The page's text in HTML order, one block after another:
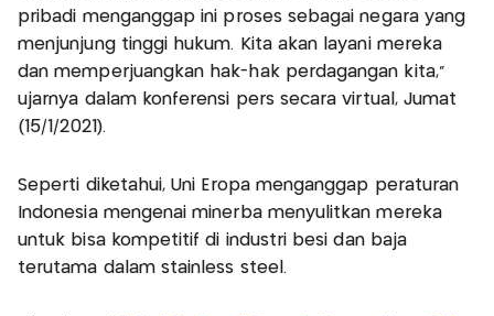
pribadi menganggap ini proses sebagai negara yang
menjunjung tinggi hukum. Kita akan layani mereka
dan memperjuangkan hak-hak perdagangan kita,"
ujarnya dalam konferensi pers secara virtual, Jumat
(15/1/2021).
Seperti diketahui, Uni Eropa menganggap peraturan
Indonesia mengenai minerba menyulitkan mereka
untuk bisa kompetitif di industri besi dan baja
terutama dalam stainless steel.